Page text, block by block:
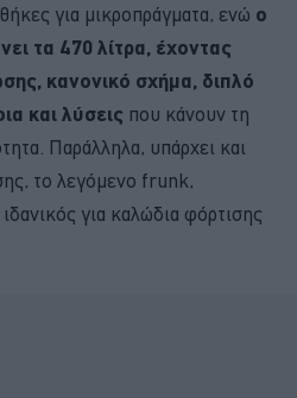
για μικροπράγματα, ενώ ο
τα 470 λίτρα, έχοντας
κανονικό σχήμα, διπλό
και λύσεις που κάνουν τη
Παράλληλα, υπάρχει και
το λεγόμενο frunk,
για καλώδια φόρτισης